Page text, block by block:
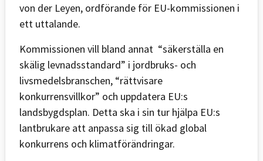
von der Leyen, ordförande för EU-kommissionen i
ett uttalande.
Kommissionen vill bland annat “säkerställa en
skälig levnadsstandard” i jordbruks- och
livsmedelsbranschen, “rättvisare
konkurrensvillkor” och uppdatera EU:s
landsbygdsplan. Detta ska i sin tur hjälpa EU:s
lantbrukare att anpassa sig till ökad global
konkurrens och klimatförändringar.